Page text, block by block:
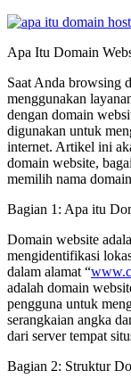
Apa Itu Domain
Saat Anda browsing
menggunakan
dengan domain
digunakan untuk
internet. Artikel ini
domain website,
memilih nama
Bagian 1: Apa itu
Domain website
mengidentifikasi
dalam alamat “
adalah domain
pengguna untuk
serangkaian angka
dari server tempat
Bagian 2: Struktur